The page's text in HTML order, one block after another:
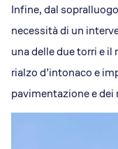
Infine, dal
necessità di un
una delle due torri e
rialzo d’intonaco e
pavimentazione e dei